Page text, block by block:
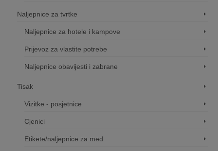
Naljepnice za tvrtke
Naljepnice za hotele i kampove
Prijevoz za vlastite potrebe
Naljepnice obavijesti i zabrane
Tisak
Vizitke - posjetnice
Cjenici
Etikete/naljepnice za med